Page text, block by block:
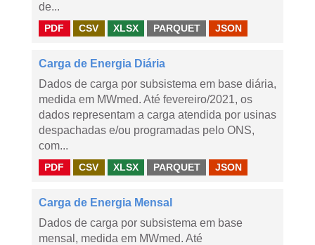
de...
PDF CSV XLSX PARQUET JSON
Carga de Energia Diária
Dados de carga por subsistema em base diária,
medida em MWmed. Até fevereiro/2021, os
dados representam a carga atendida por usinas
despachadas e/ou programadas pelo ONS,
com...
PDF CSV XLSX PARQUET JSON
Carga de Energia Mensal
Dados de carga por subsistema em base
mensal, medida em MWmed. Até